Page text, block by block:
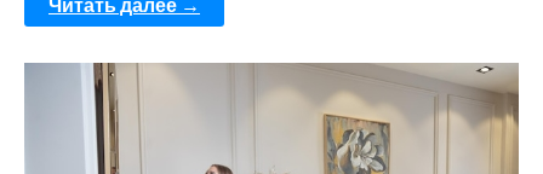
Читать далее →